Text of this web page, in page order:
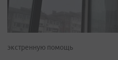
экстренную помощь